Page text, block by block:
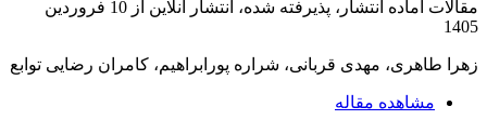
مقالات آماده انتشار، پذیرفته شده، انتشار آنلاین از
10 فروردین
1405
زهرا طاهری، مهدی قربانی، شراره پورابراهیم، کامران رضایی توابع
مشاهده مقاله